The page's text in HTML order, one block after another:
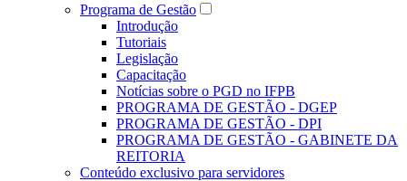
Programa de Gestão
Introdução
Tutoriais
Legislação
Capacitação
Notícias sobre o PGD no IFPB
PROGRAMA DE GESTÃO - DGEP
PROGRAMA DE GESTÃO - DPI
PROGRAMA DE GESTÃO - GABINETE DA
REITORIA
Conteúdo exclusivo para servidores